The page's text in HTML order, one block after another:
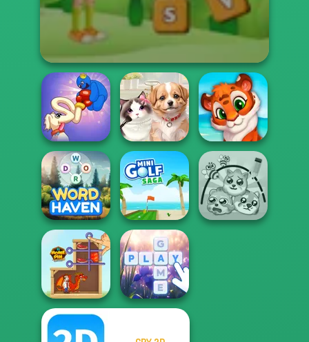
Long Dog - Long
Nose
Pet Salon Mosaic Artimo
Word Haven Mini Golf Saga